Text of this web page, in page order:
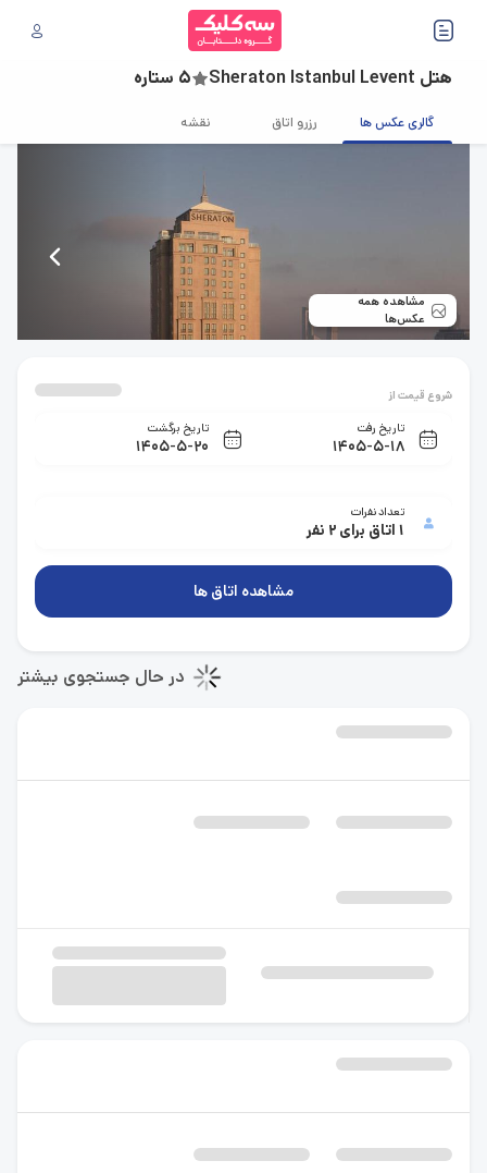
هتل Sheraton Istanbul Levent 5 ستاره
گالری عکس ها رزرو اتاق نقشه
مشاهده همه
عکس‌ها
شروع قیمت از
تاریخ رفت
1405-5-18
تاریخ برگشت
1405-5-20
تعداد نفرات
1 اتاق برای 2 نفر
مشاهده اتاق ها
در حال جستجوی بیشتر